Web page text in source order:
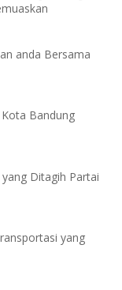
anda Bersama
Bandung
yang Ditagih Partai
yang